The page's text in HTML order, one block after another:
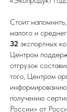
Стоит
малого и
32 экспортных
Центром
отгрузок
того, Центром
получению
России» от